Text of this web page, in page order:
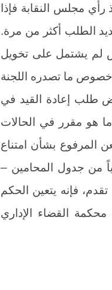
رأي مجلس النقابة فإذا
الطلب أكثر من مرة.
لم يشتمل على تخويل
ما تصدره اللجنة
طلب إعادة القيد في
هو مقرر في الحالات
المرفوع بشأن امتناع
من جدول المحامين –
فإنه يتعين الحكم
القضاء الإداري